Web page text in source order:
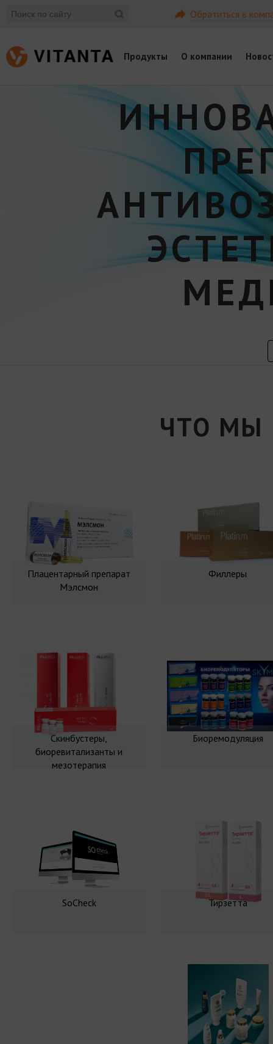
Обратиться в
Продукты О компании
ЧТО МЫ
Плацентарный препарат
Мэлсмон
Филлеры
Скинбустеры,
биоревитализанты и
мезотерапия
Биоремодуляция
SoCheck Тирзетта